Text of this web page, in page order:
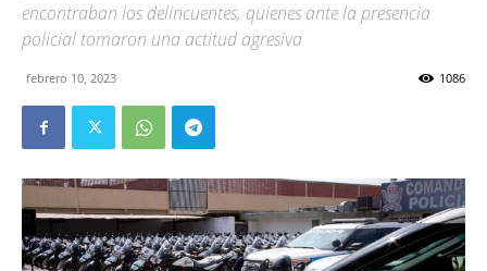
encontraban los delincuentes, quienes ante la presencia
policial tomaron una actitud agresiva
febrero 10, 2023 1086